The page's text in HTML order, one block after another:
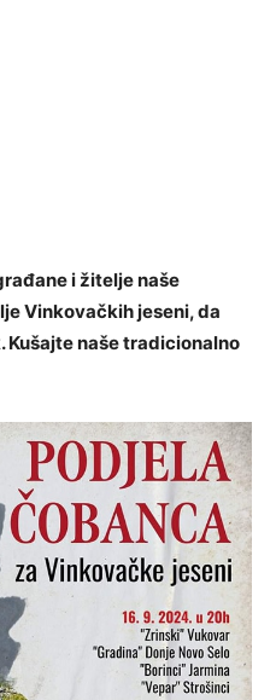
i žitelje naše
Vinkovačkih jeseni, da
Kušajte naše tradicionalno